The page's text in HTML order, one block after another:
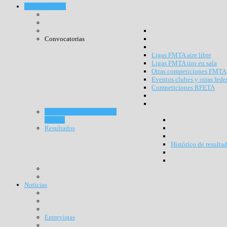
Convocatorias
Ligas FMTA aire libre
Ligas FMTA tiro en sala
Otras competiciones FMTA
Eventos clubes y otras
Competiciones RFETA
Resultados
Histórico de
Noticias
Entrevistas